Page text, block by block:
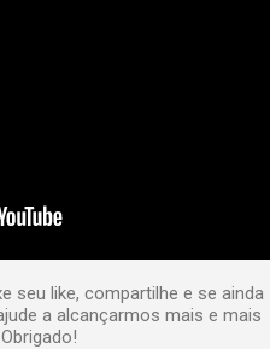
seu like, compartilhe e se ainda
a alcançarmos mais e mais